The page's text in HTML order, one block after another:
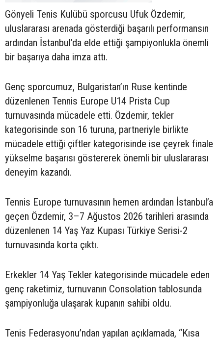
Gönyeli Tenis Kulübü sporcusu Ufuk Özdemir,
uluslararası arenada gösterdiği başarılı performansın
ardından İstanbul’da elde ettiği şampiyonlukla önemli
bir başarıya daha imza attı.
Genç sporcumuz, Bulgaristan’ın Ruse kentinde
düzenlenen Tennis Europe U14 Prista Cup
turnuvasında mücadele etti. Özdemir, tekler
kategorisinde son 16 turuna, partneriyle birlikte
mücadele ettiği çiftler kategorisinde ise çeyrek finale
yükselme başarısı göstererek önemli bir uluslararası
deneyim kazandı.
Tennis Europe turnuvasının hemen ardından İstanbul’a
geçen Özdemir, 3–7 Ağustos 2026 tarihleri arasında
düzenlenen 14 Yaş Yaz Kupası Türkiye Serisi-2
turnuvasında korta çıktı.
Erkekler 14 Yaş Tekler kategorisinde mücadele eden
genç raketimiz, turnuvanın Consolation tablosunda
şampiyonluğa ulaşarak kupanın sahibi oldu.
Tenis Federasyonu’ndan yapılan açıklamada, “Kısa